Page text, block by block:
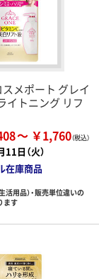
メポート グレイ
イトニング リフ
￥1,760
11日（火）
在庫商品
活用品）・販売単位違いの
ます